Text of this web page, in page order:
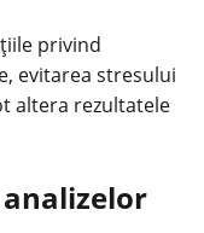
privind
evitarea stresului
altera rezultatele